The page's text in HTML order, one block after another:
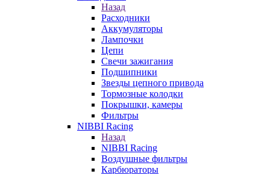
Назад
Расходники
Аккумуляторы
Лампочки
Цепи
Свечи зажигания
Подшипники
Звезды цепного привода
Тормозные колодки
Покрышки, камеры
Фильтры
NIBBI Racing
Назад
NIBBI Racing
Воздушные фильтры
Карбюраторы